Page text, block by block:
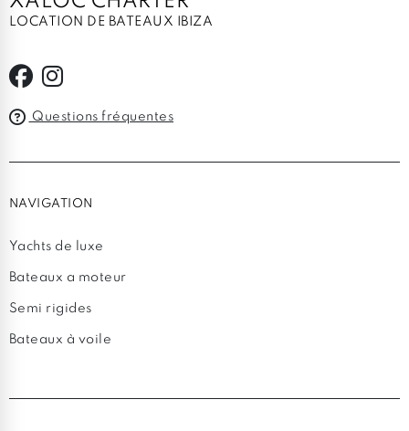
LOCATION DE BATEAUX IBIZA
Questions fréquentes
NAVIGATION
Yachts de luxe
Bateaux a moteur
Semi rigides
Bateaux à voile